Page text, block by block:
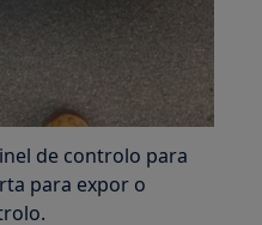
de controlo para
para expor o